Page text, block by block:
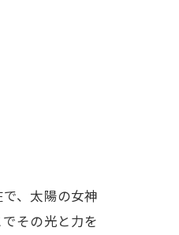
、太陽の女神
その光と力を